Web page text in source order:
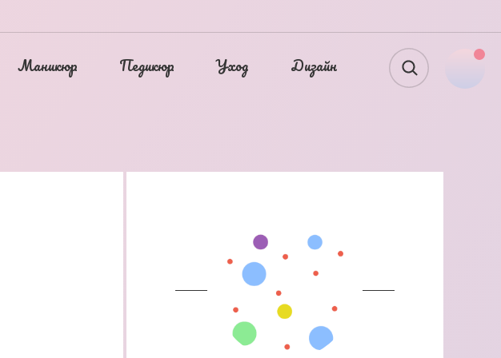
Маникюр Педикюр Уход Дизайн